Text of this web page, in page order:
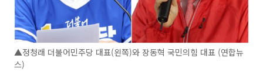
▲정청래 더불어민주당 대표(왼쪽)와 장동혁 국민의힘 대표 (연합뉴
스)